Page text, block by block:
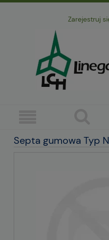
Zarejestruj
Septa gumowa Typ